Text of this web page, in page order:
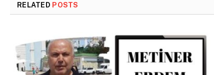
RELATED POSTS